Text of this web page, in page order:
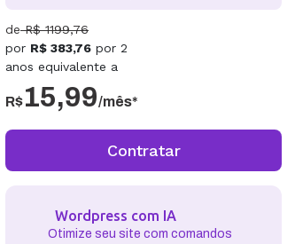
de R$ 1199,76
por R$ 383,76 por 2
anos equivalente a
R$15,99/mês*
Contratar
Wordpress com IA
Otimize seu site com comandos